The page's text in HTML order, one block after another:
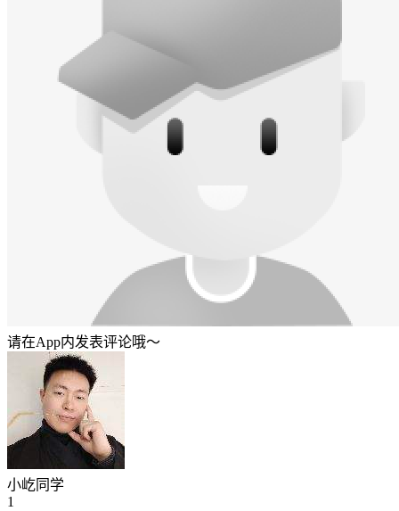
请在App内发表评论哦～
小屹同学
1